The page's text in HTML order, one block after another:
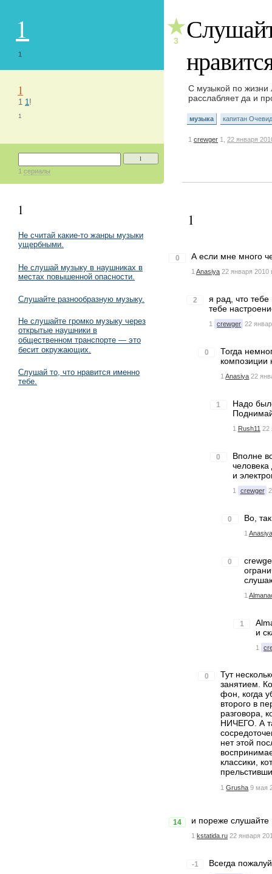
1
1
1
1 1!
1
1
1 сериалы
1
Не считай какие-то жанры музыки
ущербными.
Не слушай музыку в наушниках в
местах повышенной опасности.
Слушайте разнообразную музыку.
Не слушайте громко музыку через
открытые наушники в
общественном транспорте — это
бесит окружающих.
Слушай то, что нравится именно
тебе.
★
3
С музыкой по жизни
расслабляет да и
музыка капитан
1 crewger 1, 22 января
1
0 А если мне много
1Anasiya 22 января 2010
2
я рад, что тебе
тебе
1 crewger 22
0
Тогда
композиции
1 Anasiya 22
1
Надо
1 Rush11 22
0
Вполне
и
1 crewger
0 Во,
1 Anasiya
0
1
1
и
1
0
Тут
занятием.
фон, когда
второго в
разговора,
НИЧЕГО. А
нет этой
классики,
1 Grusha 9 мая
14 и пореже слушайте
1 kstatida.ru 22 января
-1 Всегда